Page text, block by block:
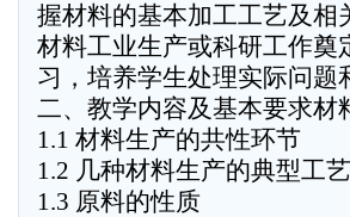
握材料的基本加工工艺及
材料工业生产或科研工作
习，培养学生处理实际问题
二、教学内容及基本要求
1.1 材料生产的共性环节
1.2 几种材料生产的典型工
1.3 原料的性质